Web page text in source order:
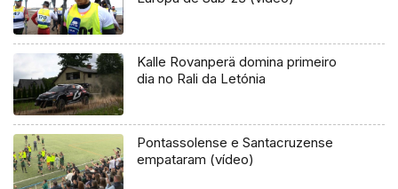
Kalle Rovanperä domina primeiro
dia no Rali da Letónia
Pontassolense e Santacruzense
empataram (vídeo)